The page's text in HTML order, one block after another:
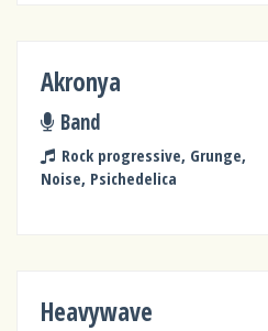
Akronya
Band
Rock progressive, Grunge,
Noise, Psichedelica
Heavywave